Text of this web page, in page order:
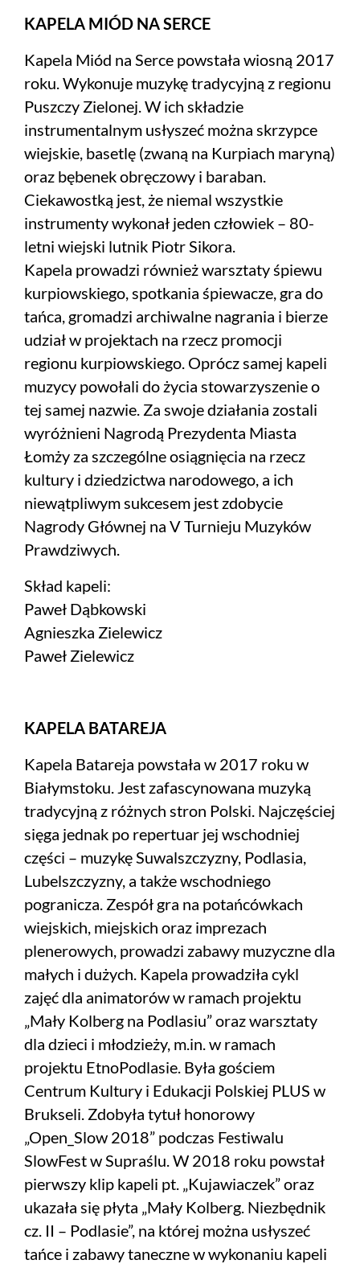
KAPELA MIÓD NA SERCE
Kapela Miód na Serce powstała wiosną 2017
roku. Wykonuje muzykę tradycyjną z regionu
Puszczy Zielonej. W ich składzie
instrumentalnym usłyszeć można skrzypce
wiejskie, basetlę (zwaną na Kurpiach maryną)
oraz bębenek obręczowy i baraban.
Ciekawostką jest, że niemal wszystkie
instrumenty wykonał jeden człowiek – 80-
letni wiejski lutnik Piotr Sikora.
Kapela prowadzi również warsztaty śpiewu
kurpiowskiego, spotkania śpiewacze, gra do
tańca, gromadzi archiwalne nagrania i bierze
udział w projektach na rzecz promocji
regionu kurpiowskiego. Oprócz samej kapeli
muzycy powołali do życia stowarzyszenie o
tej samej nazwie. Za swoje działania zostali
wyróżnieni Nagrodą Prezydenta Miasta
Łomży za szczególne osiągnięcia na rzecz
kultury i dziedzictwa narodowego, a ich
niewątpliwym sukcesem jest zdobycie
Nagrody Głównej na V Turnieju Muzyków
Prawdziwych.
Skład kapeli:
Paweł Dąbkowski
Agnieszka Zielewicz
Paweł Zielewicz
KAPELA BATAREJA
Kapela Batareja powstała w 2017 roku w
Białymstoku. Jest zafascynowana muzyką
tradycyjną z różnych stron Polski. Najczęściej
sięga jednak po repertuar jej wschodniej
części – muzykę Suwalszczyzny, Podlasia,
Lubelszczyzny, a także wschodniego
pogranicza. Zespół gra na potańcówkach
wiejskich, miejskich oraz imprezach
plenerowych, prowadzi zabawy muzyczne dla
małych i dużych. Kapela prowadziła cykl
zajęć dla animatorów w ramach projektu
„Mały Kolberg na Podlasiu” oraz warsztaty
dla dzieci i młodzieży, m.in. w ramach
projektu EtnoPodlasie. Była gościem
Centrum Kultury i Edukacji Polskiej PLUS w
Brukseli. Zdobyła tytuł honorowy
„Open_Slow 2018” podczas Festiwalu
SlowFest w Supraślu. W 2018 roku powstał
pierwszy klip kapeli pt. „Kujawiaczek” oraz
ukazała się płyta „Mały Kolberg. Niezbędnik
cz. II – Podlasie”, na której można usłyszeć
tańce i zabawy taneczne w wykonaniu kapeli